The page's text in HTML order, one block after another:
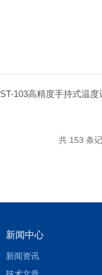
ST-103高精度手持式温度
共 153 条
新闻中心
新闻资讯